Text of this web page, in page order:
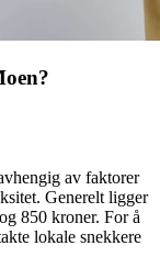
av faktorer
Generelt ligger
850 kroner. For å
lokale snekkere